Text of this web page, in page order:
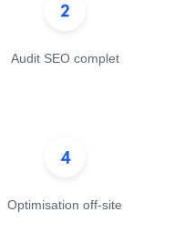
Audit SEO complet
Optimisation off-site